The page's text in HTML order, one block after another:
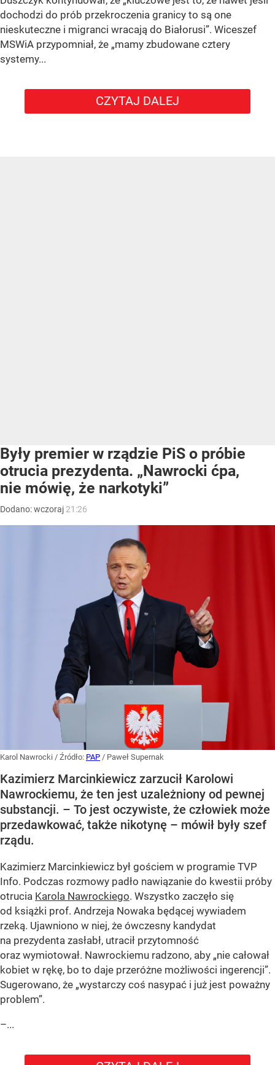
dochodzi do prób przekroczenia granicy to są one
nieskuteczne i migranci wracają do Białorusi”. Wiceszef
MSWiA przypomniał, że „mamy zbudowane cztery
systemy...
CZYTAJ DALEJ
Były premier w rządzie PiS o próbie
otrucia prezydenta. „Nawrocki ćpa,
nie mówię, że narkotyki”
Dodano:wczoraj 21:26
Karol Nawrocki / Źródło: PAP / Paweł Supernak
Kazimierz Marcinkiewicz zarzucił Karolowi
Nawrockiemu, że ten jest uzależniony od pewnej
substancji. – To jest oczywiste, że człowiek może
przedawkować, także nikotynę – mówił były szef
rządu.
Kazimierz Marcinkiewicz był gościem w programie TVP
Info. Podczas rozmowy padło nawiązanie do kwestii próby
otrucia Karola Nawrockiego. Wszystko zaczęło się
od książki prof. Andrzeja Nowaka będącej wywiadem
rzeką. Ujawniono w niej, że ówczesny kandydat
na prezydenta zasłabł, utracił przytomność
oraz wymiotował. Nawrockiemu radzono, aby „nie całował
kobiet w rękę, bo to daje przeróżne możliwości ingerencji”.
Sugerowano, że „wystarczy coś nasypać i już jest poważny
problem”.
–...